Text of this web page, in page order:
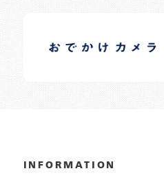
日常の様子など随時更新中です。
INFORMATION